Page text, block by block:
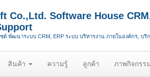
Co.,Ltd. Software House
ต์ พัฒนาระบบ CRM, ERP ระบบ บริหารงาน ภายในองค์กร, บริ
สินค้า ความรู้ ลูกค้า ภาพกิจกรรม